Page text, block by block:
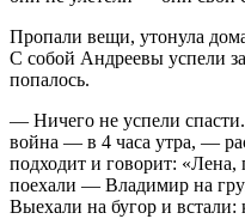
Пропали вещи, утонула
С собой Андреевы успели
попалось.
— Ничего не успели спасти.
война — в 4 часа утра, —
подходит и говорит:
поехали — Владимир на
Выехали на бугор и